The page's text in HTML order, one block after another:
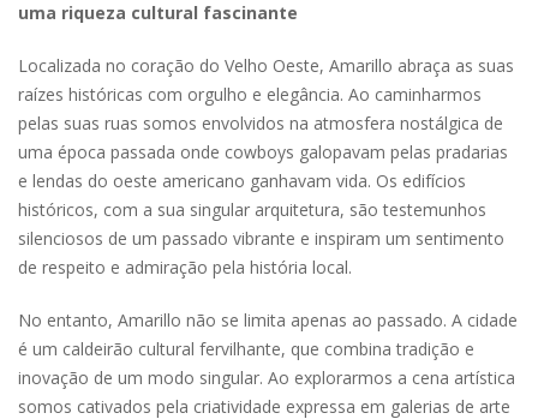
uma riqueza cultural fascinante
Localizada no coração do Velho Oeste, Amarillo abraça as suas
raízes históricas com orgulho e elegância. Ao caminharmos
pelas suas ruas somos envolvidos na atmosfera nostálgica de
uma época passada onde cowboys galopavam pelas pradarias
e lendas do oeste americano ganhavam vida. Os edifícios
históricos, com a sua singular arquitetura, são testemunhos
silenciosos de um passado vibrante e inspiram um sentimento
de respeito e admiração pela história local.
No entanto, Amarillo não se limita apenas ao passado. A cidade
é um caldeirão cultural fervilhante, que combina tradição e
inovação de um modo singular. Ao explorarmos a cena artística
somos cativados pela criatividade expressa em galerias de arte